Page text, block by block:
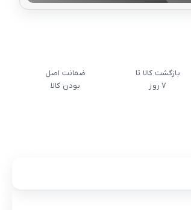
بازگشت کالا تا
7 روز
ضمانت اصل
بودن کالا